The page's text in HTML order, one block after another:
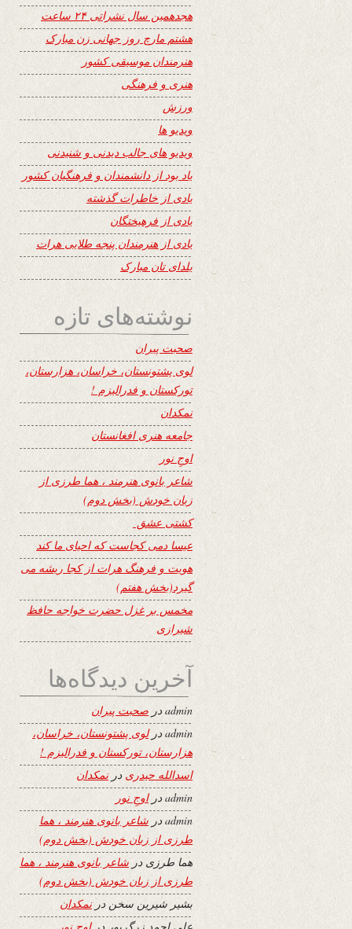
هجدهمین سال نشراتی ۲۴ ساعت
هشتم مارچ روز جهانی زن مبارک
هنرمندان موسیقی کشور
هنری و فرهنگی
ورزش
ویدیو ها
ویدیو های جالب دیدنی و شنیدنی
یاد بود از دانشمندان و فرهنگیان کشور
یادی از خاطرات گذشته
یادی از فرهیختگان
یادی از هنرمندان پنجه طلایی هرات
یلدای تان مبارک
نوشته‌های تازه
صحبت پیران
لوی پشتونستان، خراسان، هزارستان،
تورکستان و فدرالیزم !
نمکدان
جامعه هنری افغانستان
اوجِ نور
شاعر بانوی هنرمند ، هما طرزی از
زبان خودش (بخش دوم)
کشتی عشق
عیسا دمی کجاست که احیای ما کند
هویت و فرهنگ هرات از کجا ریشه می
گیرد(بخش هفتم)
مخمس بر غزل حضرت خواجه حافظ
شیرازی
آخرین دیدگاه‌ها
adminدر صحبت پیران
admin درلوی پشتونستان، خراسان،
هزارستان، تورکستان و فدرالیزم !
اسدالله حیدری درنمکدان
adminدراوجِ نور
adminدر شاعر بانوی هنرمند ، هما
طرزی از زبان خودش (بخش دوم)
هما طرزی در شاعر بانوی هنرمند ، هما
طرزی از زبان خودش (بخش دوم)
بشیر شیرین سخن درنمکدان